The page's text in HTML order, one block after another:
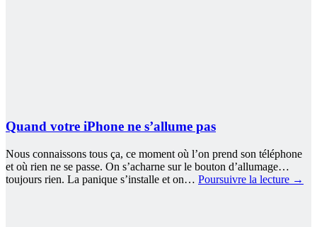
Quand votre iPhone ne s’allume pas
Nous connaissons tous ça, ce moment où l’on prend son téléphone
et où rien ne se passe. On s’acharne sur le bouton d’allumage…
toujours rien. La panique s’installe et on… Poursuivre la lecture →